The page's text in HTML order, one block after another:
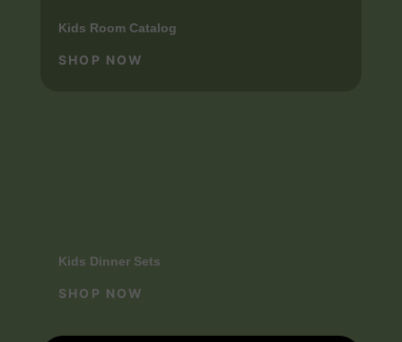
Kids Room Catalog
SHOP NOW
Kids Dinner Sets
SHOP NOW